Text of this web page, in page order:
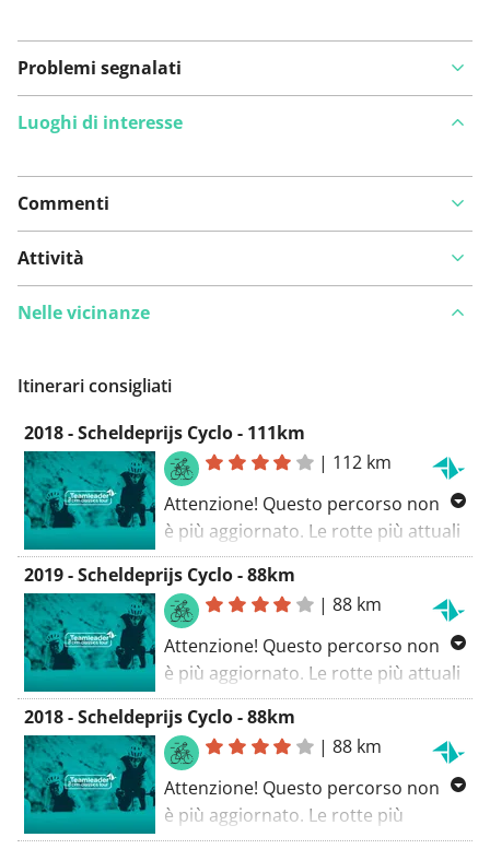
Problemi segnalati
Visualizza sulla mappa
Hai notato qualcosa su questo itinerario?
Aggiungere
Luoghi di interesse
Commenti
Attività
Nelle vicinanze
Itinerari consigliati
2018 - Scheldeprijs Cyclo - 111km
| 112 km
Attenzione! Questo percorso non
è più aggiornato. Le rotte più attuali
si trovano su
www.teamleadercrmclassicstour.be
2019 - Scheldeprijs Cyclo - 88km
|88 km
Attenzione! Questo percorso non
è più aggiornato. Le rotte più attuali
le puoi trovare su
www.teamleadercrmclassicstour.be
2018 - Scheldeprijs Cyclo - 88km
|88 km
Attenzione! Questo percorso non
è più aggiornato. Le rotte più
aggiornate si possono trovare su